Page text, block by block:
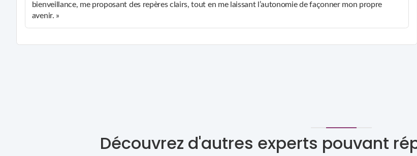
bienveillance, me proposant des repères clairs, tout en me laissant l’autonomie de façonner mon propre
avenir. »
Découvrez d'autres experts pouvant